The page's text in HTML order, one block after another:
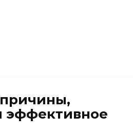
эффективное